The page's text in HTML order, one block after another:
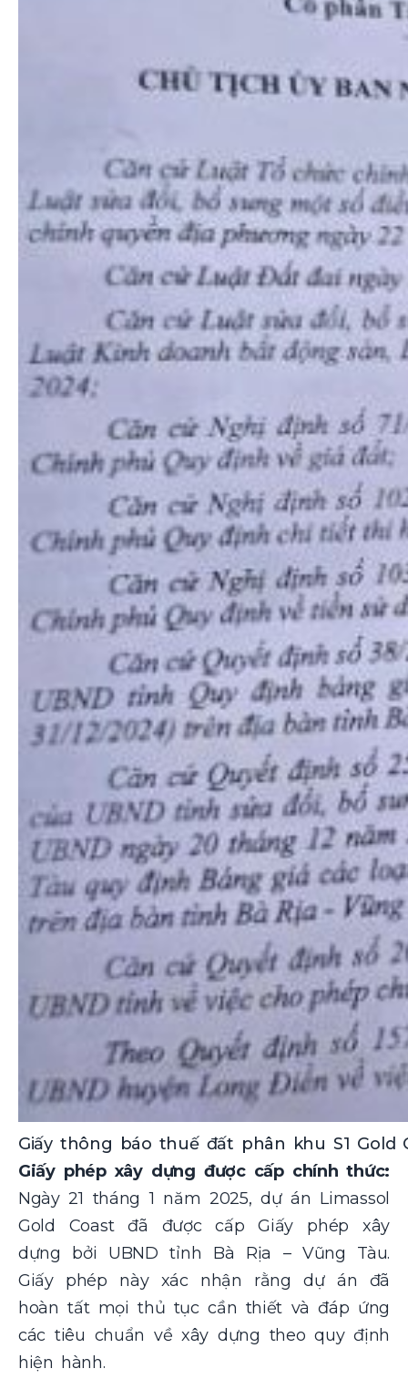
Giấy thông báo thuế đất phân khu S1 Gold
Giấy phép xây dựng được cấp chính thức:
Ngày 21 tháng 1 năm 2025, dự án Limassol
Gold Coast đã được cấp Giấy phép xây
dựng bởi UBND tỉnh Bà Rịa – Vũng Tàu.
Giấy phép này xác nhận rằng dự án đã
hoàn tất mọi thủ tục cần thiết và đáp ứng
các tiêu chuẩn về xây dựng theo quy định
hiện hành.